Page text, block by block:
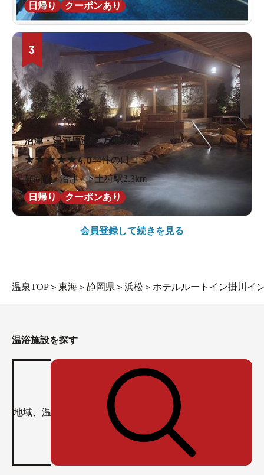
日帰り
クーポンあり
3
沼津・湯河原温泉 万葉の湯
★★★★★4.044件の口コミ
静岡県 / 沼津 / 下土狩駅2.3km
日帰り
クーポンあり
会員登録して続きを見る
温泉TOP ＞ 東海 ＞ 静岡県 ＞ 浜松 ＞ ホテルルートイン掛川イ
温浴施設を探す